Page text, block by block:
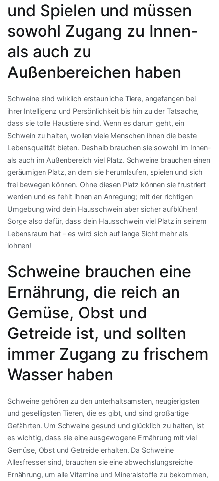
und Spielen und müssen
sowohl Zugang zu Innen-
als auch zu
Außenbereichen haben
Schweine sind wirklich erstaunliche Tiere, angefangen bei
ihrer Intelligenz und Persönlichkeit bis hin zu der Tatsache,
dass sie tolle Haustiere sind. Wenn es darum geht, ein
Schwein zu halten, wollen viele Menschen ihnen die beste
Lebensqualität bieten. Deshalb brauchen sie sowohl im Innen-
als auch im Außenbereich viel Platz. Schweine brauchen einen
geräumigen Platz, an dem sie herumlaufen, spielen und sich
frei bewegen können. Ohne diesen Platz können sie frustriert
werden und es fehlt ihnen an Anregung; mit der richtigen
Umgebung wird dein Hausschwein aber sicher aufblühen!
Sorge also dafür, dass dein Hausschwein viel Platz in seinem
Lebensraum hat – es wird sich auf lange Sicht mehr als
lohnen!
Schweine brauchen eine
Ernährung, die reich an
Gemüse, Obst und
Getreide ist, und sollten
immer Zugang zu frischem
Wasser haben
Schweine gehören zu den unterhaltsamsten, neugierigsten
und geselligsten Tieren, die es gibt, und sind großartige
Gefährten. Um Schweine gesund und glücklich zu halten, ist
es wichtig, dass sie eine ausgewogene Ernährung mit viel
Gemüse, Obst und Getreide erhalten. Da Schweine
Allesfresser sind, brauchen sie eine abwechslungsreiche
Ernährung, um alle Vitamine und Mineralstoffe zu bekommen,